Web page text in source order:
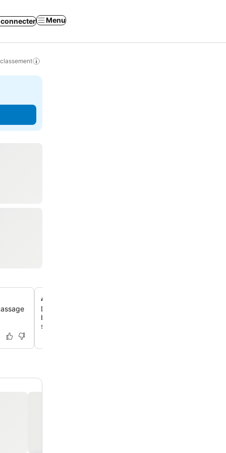
connecter Menu
Accès à une baie privée
Descends plus de 130 marches magnifiquement
baie isolée, parfaite pour la plongée avec tuba pendant
saison ou pour profiter des marées.